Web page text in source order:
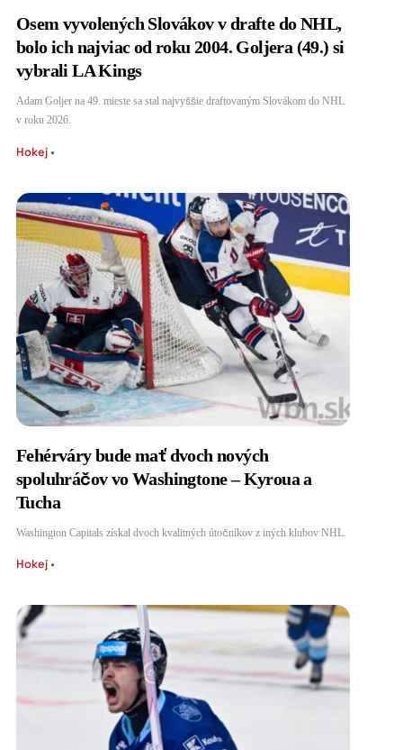
Osem vyvolených Slovákov v drafte do NHL,
bolo ich najviac od roku 2004. Goljera (49.) si
vybrali LA Kings
Adam Goljer na 49. mieste sa stal najvyššie draftovaným Slovákom do NHL
v roku 2026.
Hokej•
Fehérváry bude mať dvoch nových
spoluhráčov vo Washingtone – Kyroua a
Tucha
Washington Capitals získal dvoch kvalitných útočníkov z iných klubov NHL.
Hokej•